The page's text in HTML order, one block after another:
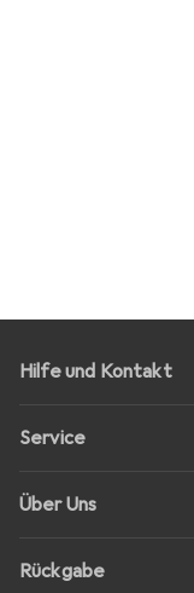
Hilfe und Kontakt
Service
Über Uns
Rückgabe